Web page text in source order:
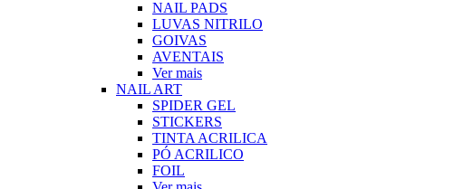
NAIL PADS
LUVAS NITRILO
GOIVAS
AVENTAIS
Ver mais
NAIL ART
SPIDER GEL
STICKERS
TINTA ACRILICA
PÓ ACRILICO
FOIL